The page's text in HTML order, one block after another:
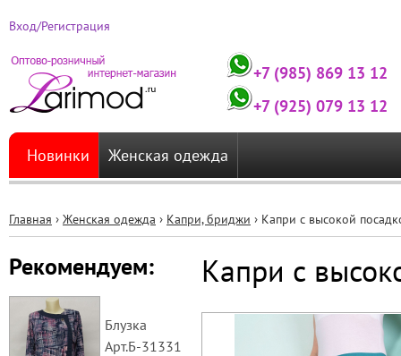
Вход/Регистрация
+7 (985) 869 13 12
+7 (925) 079 13 12
Новинки Женская одежда
Главная › Женская одежда › Капри, бриджи › Капри с высокой
Рекомендуем:
Блузка
Арт.Б-31331
Капри с